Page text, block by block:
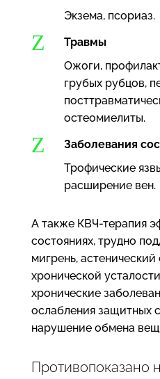
Экзема, псориаз.
Z
Травмы
Ожоги,
грубых рубцов,
остеомиелиты.
Z
Заболевания
Трофические
расширение вен.
А также КВЧ-терапия
состояниях, трудно
мигрень,
хронической
хронические
ослабления защитных
нарушение обмена
Противопоказано